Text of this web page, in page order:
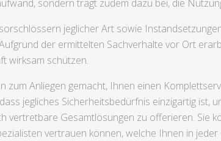
sondern trägt zudem dazu bei, die
jeglicher Art sowie
der ermittelten Sachverhalte vor Ort
wirksam schützen.
zum Anliegen gemacht, Ihnen einen
jegliches Sicherheitsbedürfnis einzigartig ist,
vertretbare Gesamtlösungen zu offerieren. Sie
vertrauen können, welche Ihnen in